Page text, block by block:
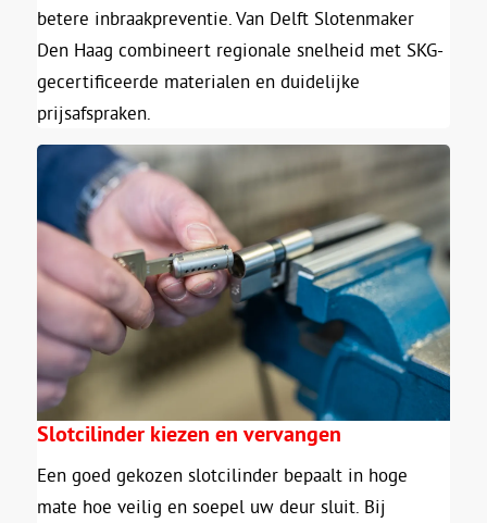
betere inbraakpreventie. Van Delft Slotenmaker
Den Haag combineert regionale snelheid met SKG-
gecertificeerde materialen en duidelijke
prijsafspraken.
Slotcilinder kiezen en vervangen
Een goed gekozen slotcilinder bepaalt in hoge
mate hoe veilig en soepel uw deur sluit. Bij